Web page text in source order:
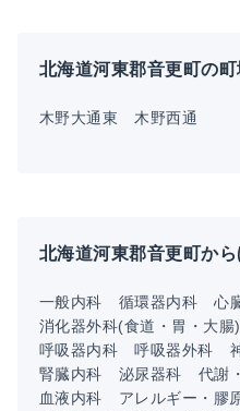
北海道河東郡音更町の
木野大通東 木野西通
北海道河東郡音更町か
一般内科 循環器内科 心
消化器外科(食道・胃・大腸)
呼吸器内科
呼吸器外科
腎臓内科
泌尿器科 代謝
血液内科
アレルギー・膠